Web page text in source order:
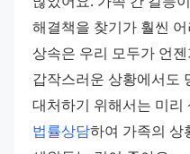
해결책을 찾기가 훨씬
상속은 우리 모두가 언
갑작스러운 상황에서도
법률상담하여 가족의 상